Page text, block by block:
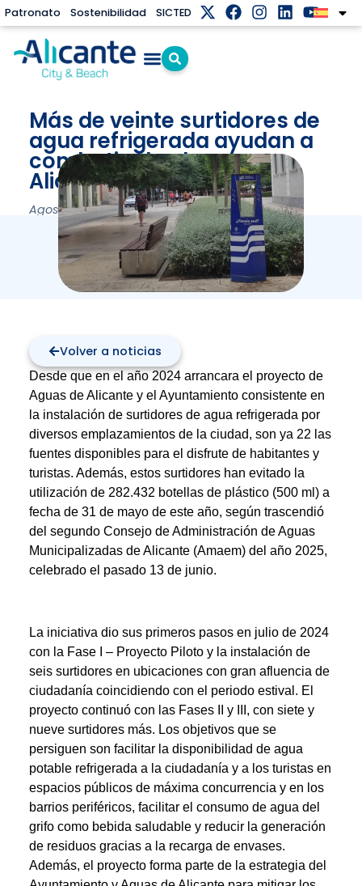
Patronato Sostenibilidad SICTED
Más de veinte surtidores de
agua refrigerada ayudan a
combatir el calor en
Alicante
Agosto 11, 2025
Volver a noticias
Desde que en el año 2024 arrancara el proyecto de
Aguas de Alicante y el Ayuntamiento consistente en
la instalación de surtidores de agua refrigerada por
diversos emplazamientos de la ciudad, son ya 22 las
fuentes disponibles para el disfrute de habitantes y
turistas. Además, estos surtidores han evitado la
utilización de 282.432 botellas de plástico (500 ml) a
fecha de 31 de mayo de este año, según trascendió
del segundo Consejo de Administración de Aguas
Municipalizadas de Alicante (Amaem) del año 2025,
celebrado el pasado 13 de junio.
La iniciativa dio sus primeros pasos en julio de 2024
con la Fase I – Proyecto Piloto y la instalación de
seis surtidores en ubicaciones con gran afluencia de
ciudadanía coincidiendo con el periodo estival. El
proyecto continuó con las Fases II y III, con siete y
nueve surtidores más. Los objetivos que se
persiguen son facilitar la disponibilidad de agua
potable refrigerada a la ciudadanía y a los turistas en
espacios públicos de máxima concurrencia y en los
barrios periféricos, facilitar el consumo de agua del
grifo como bebida saludable y reducir la generación
de residuos gracias a la recarga de envases.
Además, el proyecto forma parte de la estrategia del